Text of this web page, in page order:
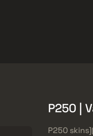
P250 |
P250